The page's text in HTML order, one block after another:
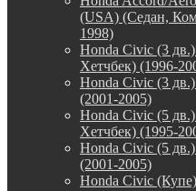
(USA) (Седан,
1998)
Honda Civic (3
Хетчбек) (1996-
Honda Civic (3
(2001-2005)
Honda Civic (5
Хетчбек) (1995-
Honda Civic (5
(2001-2005)
Honda Civic